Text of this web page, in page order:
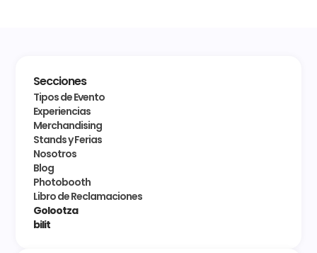
Secciones
Tipos de Evento
Experiencias
Merchandising
Stands y Ferias
Nosotros
Blog
Photobooth
Libro de Reclamaciones
Golootza
bilit